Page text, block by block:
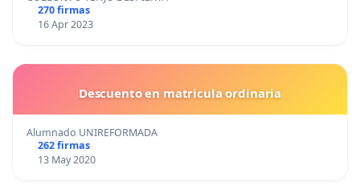
270 firmas
16 Apr 2023
Descuento en matricula ordinaria
Alumnado UNIREFORMADA
262 firmas
13 May 2020